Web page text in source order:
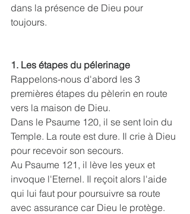
dans la présence de Dieu pour
toujours.
1. Les étapes du pélerinage
Rappelons-nous d'abord les 3
premières étapes du pèlerin en route
vers la maison de Dieu.
Dans le Psaume 120, il se sent loin du
Temple. La route est dure. Il crie à Dieu
pour recevoir son secours.
Au Psaume 121, il lève les yeux et
invoque l'Eternel. Il reçoit alors l'aide
qui lui faut pour poursuivre sa route
avec assurance car Dieu le protège.